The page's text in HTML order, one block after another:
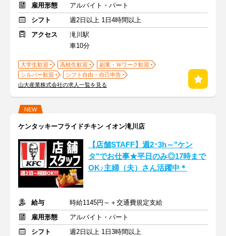
雇用形態
アルバイト・パート
シフト
週2日以上 1日4時間以上
アクセス
滝川駅
車10分
大学生歓迎 高校生歓迎
副業・Ｗワーク歓迎
シルバー歓迎
シフト自由・自己申告
山大産業株式会社の求人一覧を見る
NEW
ケンタッキーフライドチキン イオン滝川店
【店舗STAFF】週2･3h～"ケン
タ"でお仕事★平日のみ◎17時まで
OK♪主婦（夫）さん活躍中＊
給与
時給1145円～＋交通費規定支給
雇用形態
アルバイト・パート
シフト
週2日以上 1日3時間以上